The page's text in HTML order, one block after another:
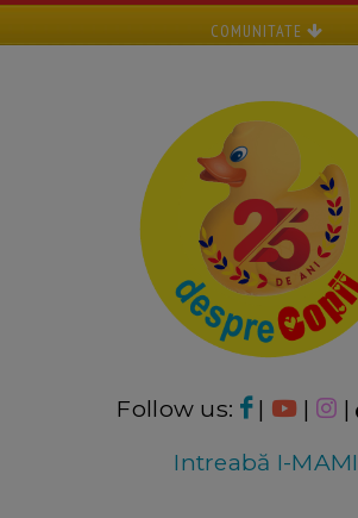
COMUNITATE
Follow us: | | |
Intreabă I-MAMI